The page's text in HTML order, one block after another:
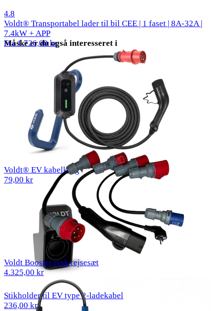
Måske er du også interesseret i
Voldt® EV kabelkrog
79,00 kr
Stikholder til EV type 2-ladekabel
236,00 kr
4.8
Voldt® Transportabel lader til bil CEE | 1 faset | 8A-32A |
7.4kW + APP
Fra 1.726,00 kr
Voldt Booster tysk rejsesæt
4.325,00 kr